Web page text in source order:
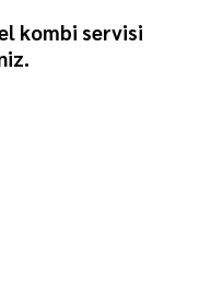
kombi servisi